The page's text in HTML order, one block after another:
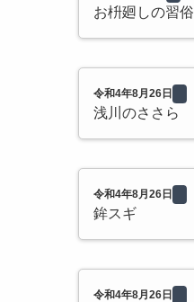
お枡廻しの習俗
令和4年8月26日
浅川のささら
令和4年8月26日
鉾スギ
令和4年8月26日